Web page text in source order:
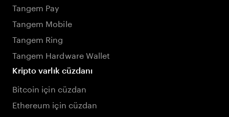
Tangem Pay
Tangem Mobile
Tangem Ring
Tangem Hardware Wallet
Kripto varlık cüzdanı
Bitcoin için cüzdan
Ethereum için cüzdan